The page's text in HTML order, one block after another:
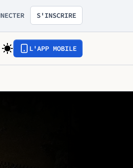
S'INSCRIRE
L'APP MOBILE